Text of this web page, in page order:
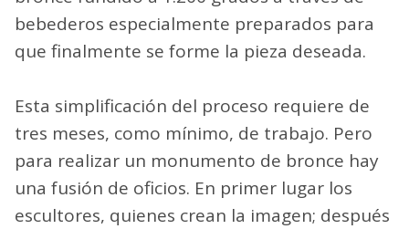
bebederos especialmente preparados para
que finalmente se forme la pieza deseada.
Esta simplificación del proceso requiere de
tres meses, como mínimo, de trabajo. Pero
para realizar un monumento de bronce hay
una fusión de oficios. En primer lugar los
escultores, quienes crean la imagen; después